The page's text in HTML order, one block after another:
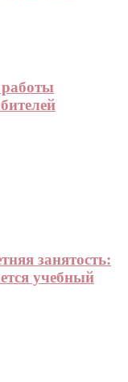
работы
занятость:
учебный